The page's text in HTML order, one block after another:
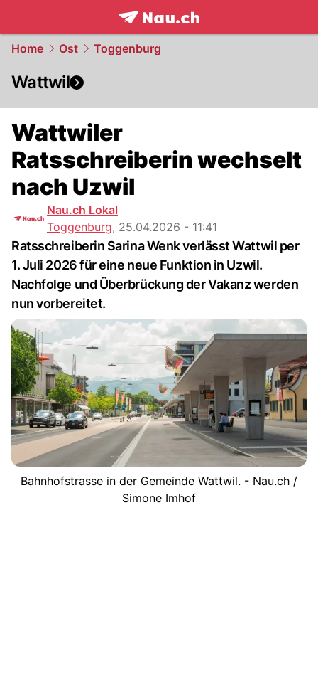
frontpage.NAU.ch
Home Ost Toggenburg
Wattwil
Wattwiler
Ratsschreiberin wechselt
nach Uzwil
Nau.ch Lokal
Toggenburg, 25.04.2026 - 11:41
Ratsschreiberin Sarina Wenk verlässt Wattwil per
1. Juli 2026 für eine neue Funktion in Uzwil.
Nachfolge und Überbrückung der Vakanz werden
nun vorbereitet.
Bahnhofstrasse in der Gemeinde Wattwil. - Nau.ch /
Simone Imhof